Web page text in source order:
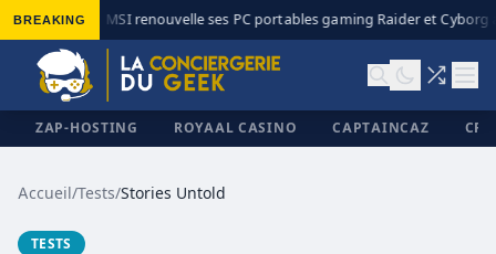
BREAKING◆ MSI renouvelle ses PC portables gaming Raider et Cyborg
ZAP-HOSTING ROYAAL CASINO CAPTAINCAZ
Accueil/Tests/Stories Untold
TESTS